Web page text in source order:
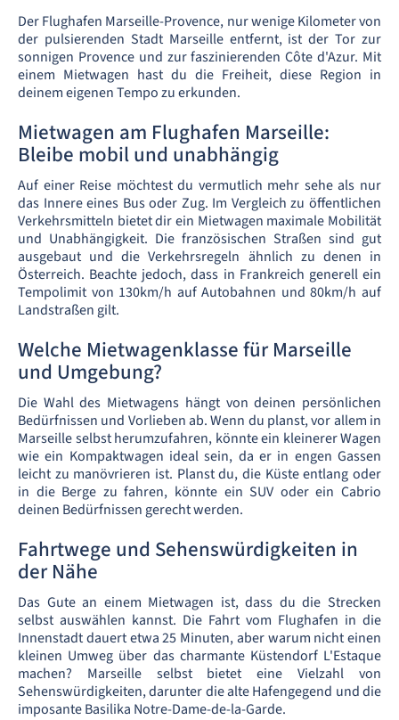
Der Flughafen Marseille-Provence, nur wenige Kilometer von
der pulsierenden Stadt Marseille entfernt, ist der Tor zur
sonnigen Provence und zur faszinierenden Côte d'Azur. Mit
einem Mietwagen hast du die Freiheit, diese Region in
deinem eigenen Tempo zu erkunden.
Mietwagen am Flughafen Marseille:
Bleibe mobil und unabhängig
Auf einer Reise möchtest du vermutlich mehr sehe als nur
das Innere eines Bus oder Zug. Im Vergleich zu öffentlichen
Verkehrsmitteln bietet dir ein Mietwagen maximale Mobilität
und Unabhängigkeit. Die französischen Straßen sind gut
ausgebaut und die Verkehrsregeln ähnlich zu denen in
Österreich. Beachte jedoch, dass in Frankreich generell ein
Tempolimit von 130km/h auf Autobahnen und 80km/h auf
Landstraßen gilt.
Welche Mietwagenklasse für Marseille
und Umgebung?
Die Wahl des Mietwagens hängt von deinen persönlichen
Bedürfnissen und Vorlieben ab. Wenn du planst, vor allem in
Marseille selbst herumzufahren, könnte ein kleinerer Wagen
wie ein Kompaktwagen ideal sein, da er in engen Gassen
leicht zu manövrieren ist. Planst du, die Küste entlang oder
in die Berge zu fahren, könnte ein SUV oder ein Cabrio
deinen Bedürfnissen gerecht werden.
Fahrtwege und Sehenswürdigkeiten in
der Nähe
Das Gute an einem Mietwagen ist, dass du die Strecken
selbst auswählen kannst. Die Fahrt vom Flughafen in die
Innenstadt dauert etwa 25 Minuten, aber warum nicht einen
kleinen Umweg über das charmante Küstendorf L'Estaque
machen? Marseille selbst bietet eine Vielzahl von
Sehenswürdigkeiten, darunter die alte Hafengegend und die
imposante Basilika Notre-Dame-de-la-Garde.